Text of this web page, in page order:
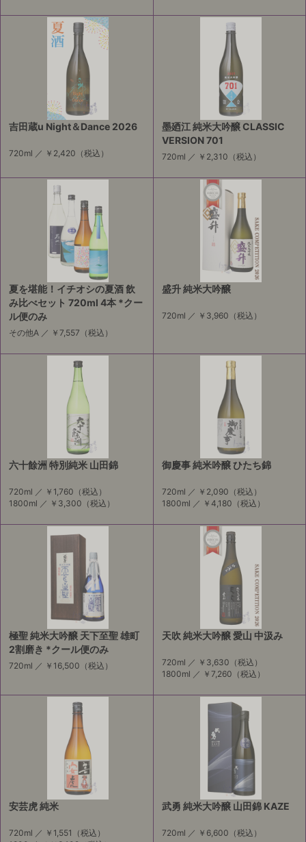
吉田蔵u Night＆Dance 2026
720ml ／ ￥2,420 （税込）
墨廼江 純米大吟醸 CLASSIC
VERSION 701
720ml ／ ￥2,310 （税込）
夏を堪能！イチオシの夏酒 飲
み比べセット 720ml 4本 *クー
ル便のみ
その他A ／ ￥7,557 （税込）
盛升 純米大吟醸
720ml ／ ￥3,960 （税込）
六十餘洲 特別純米 山田錦
720ml ／ ￥1,760 （税込）
1800ml ／ ￥3,300 （税込）
御慶事 純米吟醸 ひたち錦
720ml ／ ￥2,090 （税込）
1800ml ／ ￥4,180 （税込）
極聖 純米大吟醸 天下至聖 雄町
2割磨き *クール便のみ
720ml ／ ￥16,500 （税込）
天吹 純米大吟醸 愛山 中汲み
720ml ／ ￥3,630 （税込）
1800ml ／ ￥7,260 （税込）
安芸虎 純米
720ml ／ ￥1,551
（税込）
武勇 純米大吟醸 山田錦 KAZE
720ml ／ ￥6,600 （税込）